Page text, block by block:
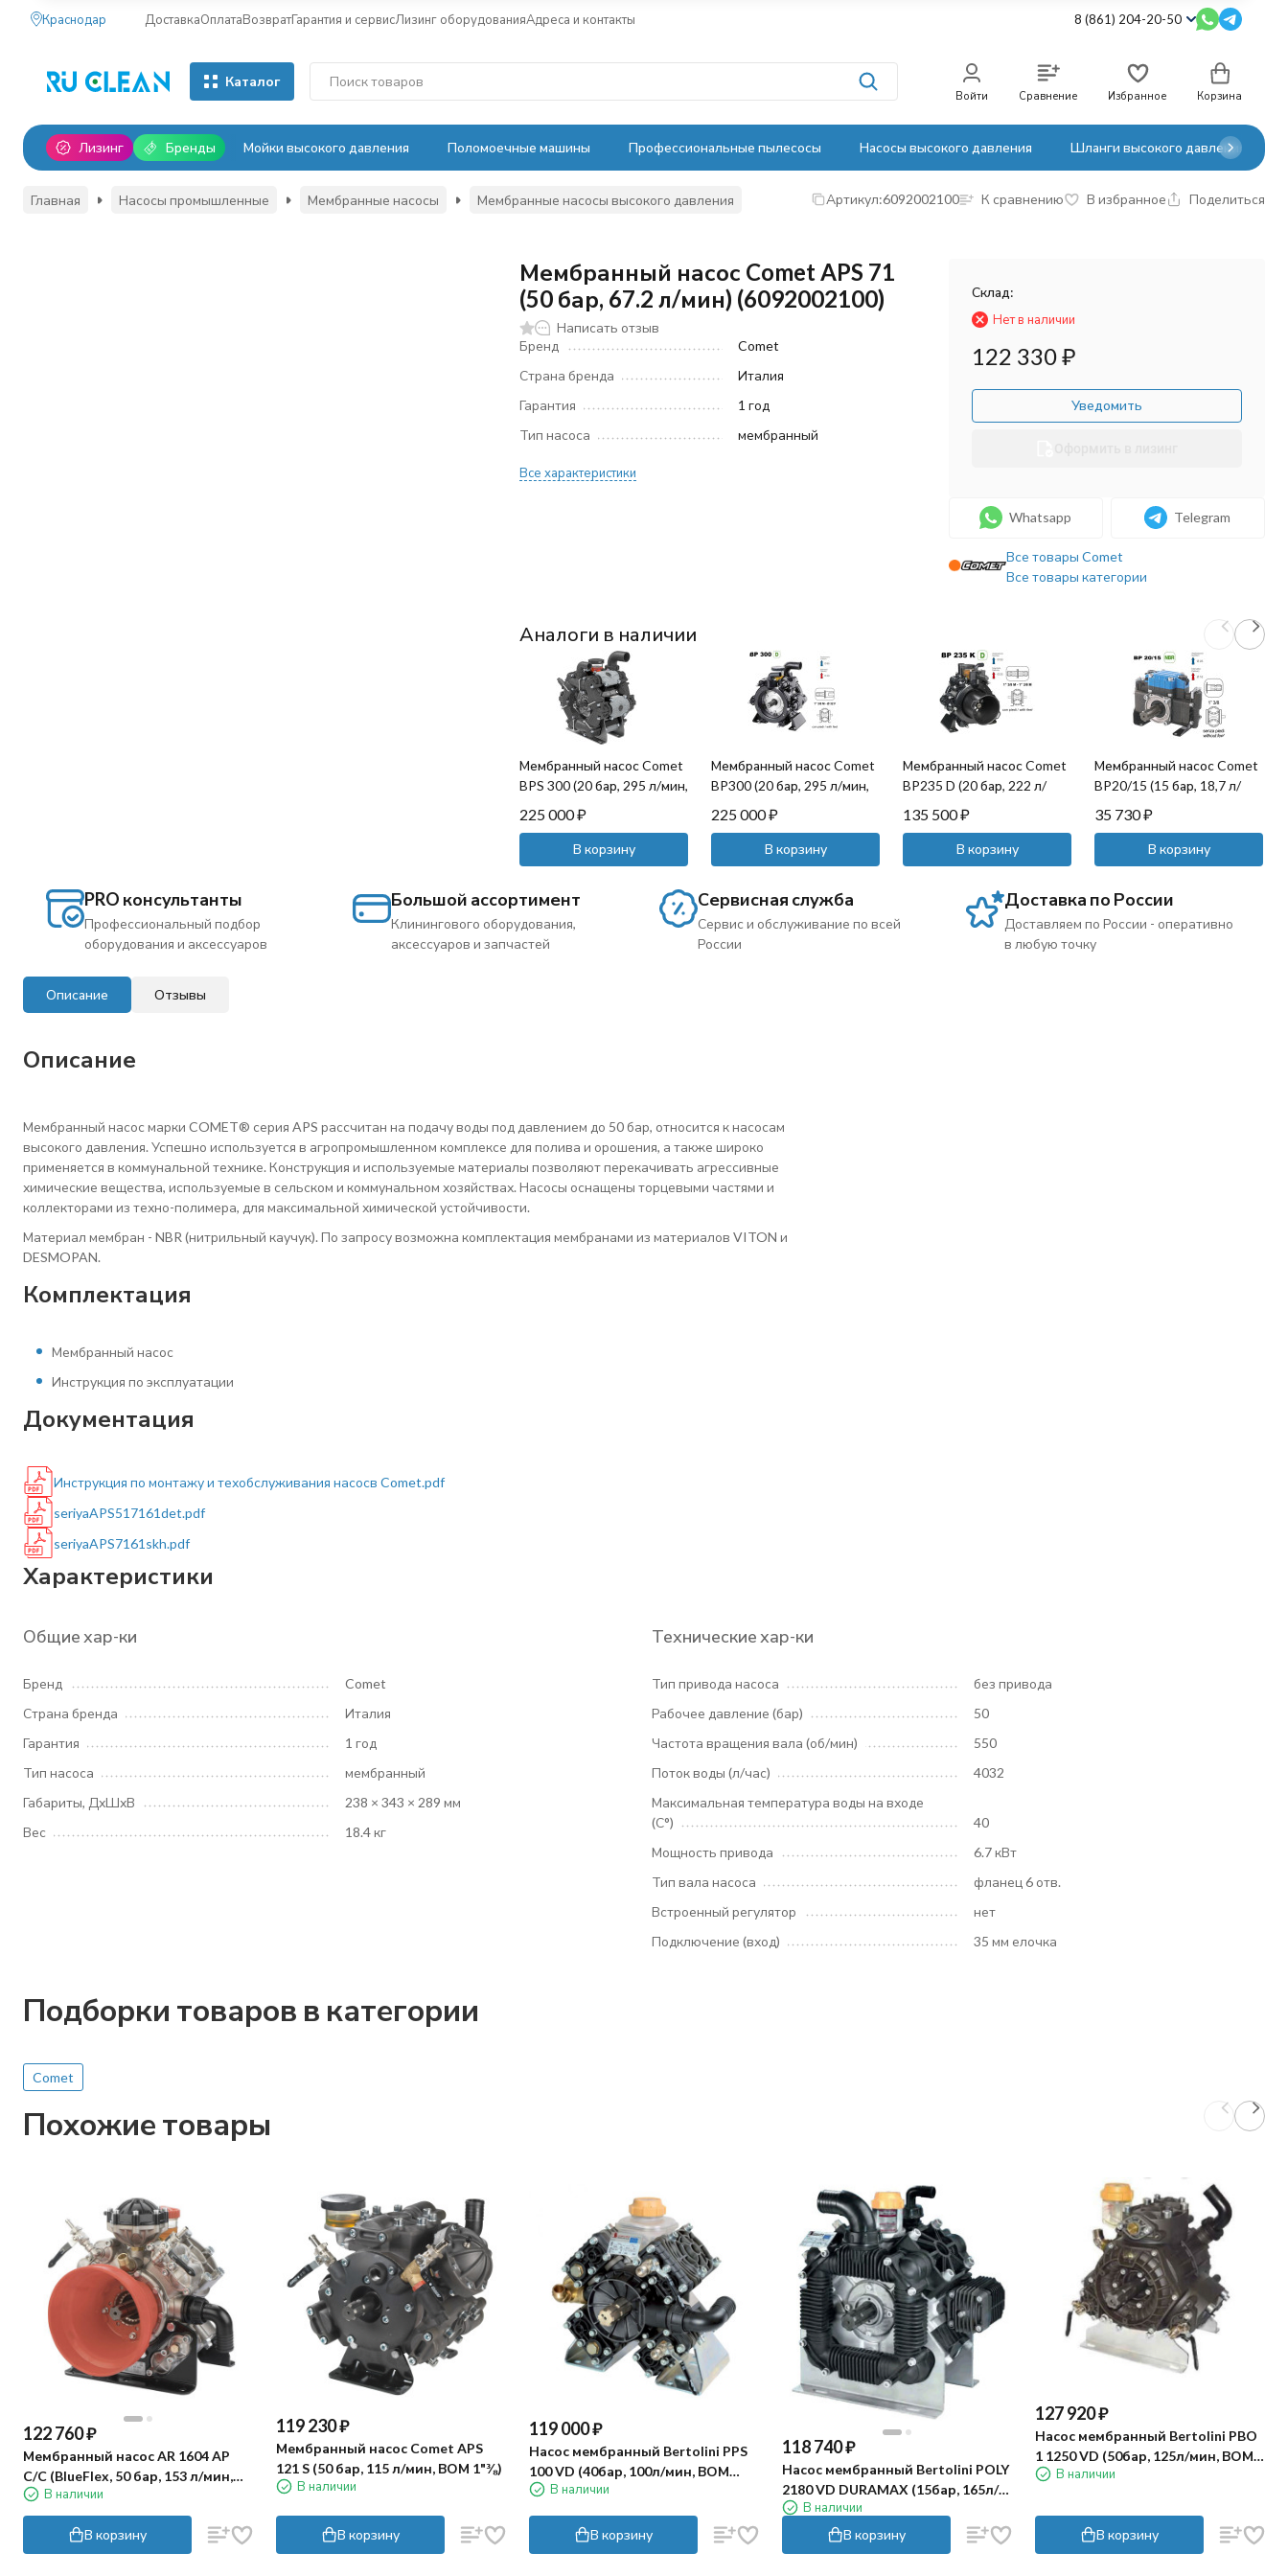
Краснодар ДоставкаОплатаВозвратГарантия и сервисЛизинг оборудованияАдреса и контакты 8 (861) 204-20-50
Каталог
Войти Сравнение Избранное Корзина
Лизинг Бренды Мойки высокого давления Поломоечные машины Профессиональные пылесосы Насосы высокого давления Шланги высокого давления
Главная Насосы промышленные Мембранные насосы Мембранные насосы высокого давления Артикул:6092002100 К сравнению В избранное Поделиться
Мембранный насос Comet APS 71
(50 бар, 67.2 л/мин) (6092002100)
Написать отзыв
Бренд
Comet
Страна бренда
Италия
Гарантия
1 год
Тип насоса
мембранный
Все характеристики
Склад:
Нет в наличии
122 330₽
Уведомить
Whatsapp Telegram
Все товары Comet
Все товары категории
Аналоги в наличии
Мембранный насос Comet
BPS 300 (20 бар, 295 л/мин,
ВОМ 1"⅜-32 мм)
225 000₽
В корзину
Мембранный насос Comet
BP300 (20 бар, 295 л/мин,
полый вал 32 мм)
225 000₽
В корзину
Мембранный насос Comet
BP235 D (20 бар, 222 л/
мин, ВОМ 1"3/8)
135 500₽
В корзину
Мембранный насос Comet
BP20/15 (15 бар, 18,7 л/
мин, ВОМ 1"3/8)
35 730₽
В корзину
PRO консультанты
Профессиональный подбор
оборудования и аксессуаров
Большой ассортимент
Клинингового оборудования,
аксессуаров и запчастей
Сервисная служба
Сервис и обслуживание по всей
России
Доставка по России
Доставляем по России - оперативно
в любую точку
Описание Отзывы
Описание
Мембранный насос марки COMET® серия APS рассчитан на подачу воды под давлением до 50 бар, относится к насосам
высокого давления. Успешно используется в агропромышленном комплексе для полива и орошения, а также широко
применяется в коммунальной технике. Конструкция и используемые материалы позволяют перекачивать агрессивные
химические вещества, используемые в сельском и коммунальном хозяйствах. Насосы оснащены торцевыми частями и
коллекторами из техно-полимера, для максимальной химической устойчивости.
Материал мембран - NBR (нитрильный каучук). По запросу возможна комплектация мембранами из материалов VITON и
DESMOPAN.
Комплектация
Мембранный насос
Инструкция по эксплуатации
Документация
Инструкция по монтажу и техобслуживания насосв Comet.pdf
seriyaAPS517161det.pdf
seriyaAPS7161skh.pdf
Характеристики
Общие хар-ки
Бренд
Comet
Страна бренда
Италия
Гарантия
1 год
Тип насоса
мембранный
Габариты, ДхШхВ
238 × 343 × 289 мм
Вес
18.4 кг
Технические хар-ки
Тип привода насоса
без привода
Рабочее давление (бар)
50
Частота вращения вала (об/мин)
550
Поток воды (л/час)
4032
Максимальная температура воды на входе
(С°)
40
Мощность привода
6.7 кВт
Тип вала насоса
фланец 6 отв.
Встроенный регулятор
нет
Подключение (вход)
35 мм елочка
Подборки товаров в категории
Comet
Похожие товары
122 760₽
Мембранный насос AR 1604 AP
C/C (BlueFlex, 50 бар, 153 л/мин,
ВОМ 1"⅜)
В наличии
В корзину
119 230₽
Мембранный насос Comet APS
121 S (50 бар, 115 л/мин, ВОМ 1"⅜)
В наличии
В корзину
119 000₽
Насос мембранный Bertolini PPS
100 VD (40бар, 100л/мин, ВОМ
1"3/8, 2х-сторонний)
В наличии
В корзину
118 740₽
Насос мембранный Bertolini POLY
2180 VD DURAMAX (15бар, 165л/
мин, ВОМ 1"3/8, 2х-сторонний)
В наличии
В корзину
127 920₽
Насос мембранный Bertolini PBO
1 1250 VD (50бар, 125л/мин, ВОМ,
1"3/8, 2х-сторонний)
В наличии
В корзину